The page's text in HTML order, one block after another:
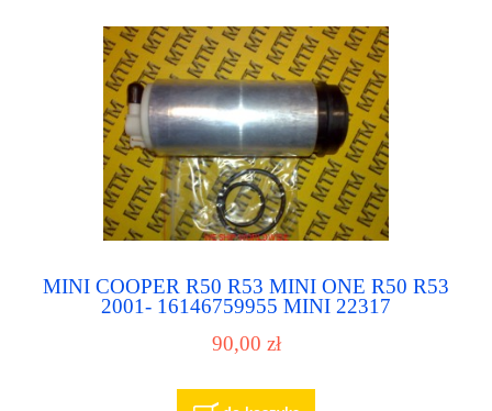
MINI COOPER R50 R53 MINI ONE R50 R53
2001- 16146759955 MINI 22317
paliwowa
90,00 zł